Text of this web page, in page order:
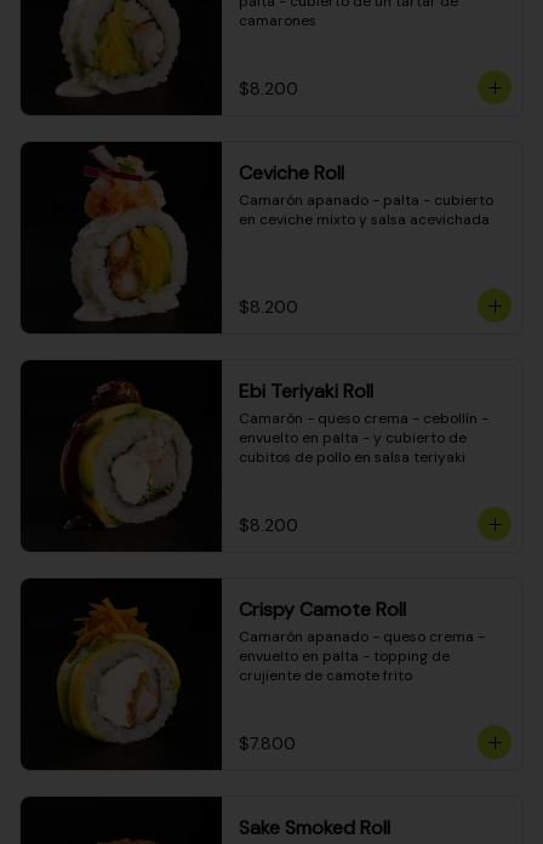
camarones
$8.200
Ceviche Roll
Camarón apanado - palta - cubierto
en ceviche mixto y salsa acevichada
$8.200
Ebi Teriyaki Roll
Camarón - queso crema - cebollín -
envuelto en palta - y cubierto de
cubitos de pollo en salsa teriyaki
$8.200
Crispy Camote Roll
Camarón apanado - queso crema -
envuelto en palta - topping de
crujiente de camote frito
$7.800
Sake Smoked Roll